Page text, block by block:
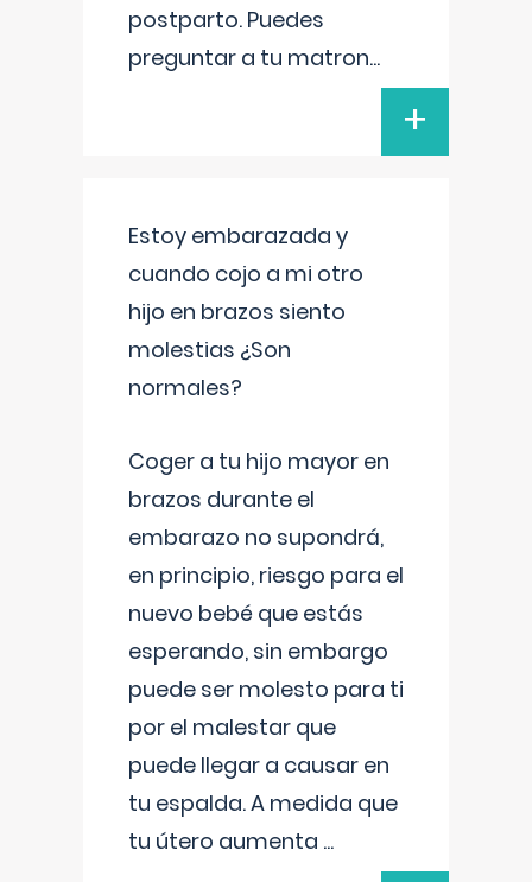
postparto. Puedes
preguntar a tu matron...
+
Estoy embarazada y
cuando cojo a mi otro
hijo en brazos siento
molestias ¿Son
normales?
Coger a tu hijo mayor en
brazos durante el
embarazo no supondrá,
en principio, riesgo para el
nuevo bebé que estás
esperando, sin embargo
puede ser molesto para ti
por el malestar que
puede llegar a causar en
tu espalda. A medida que
tu útero aumenta ...